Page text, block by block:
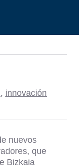
, innovación
nuevos
que
Bizkaia